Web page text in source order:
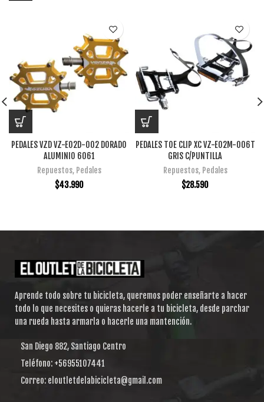
PEDALES VZD VZ-E02D-002 DORADO
ALUMINIO 6061
Repuestos, Pedales
$43.990
PEDALES TOE CLIP XC VZ-E02M-006T
GRIS C/PUNTILLA
Repuestos, Pedales
$28.590
Aprende todo sobre tu bicicleta, queremos poder enseñarte a hacer
todo lo que necesites o quieras hacerle a tu bicicleta, desde parchar
una rueda hasta armarla o hacerle una mantención.
San Diego 882, Santiago Centro
Teléfono: +56955107441
Correo: eloutletdelabicicleta@gmail.com